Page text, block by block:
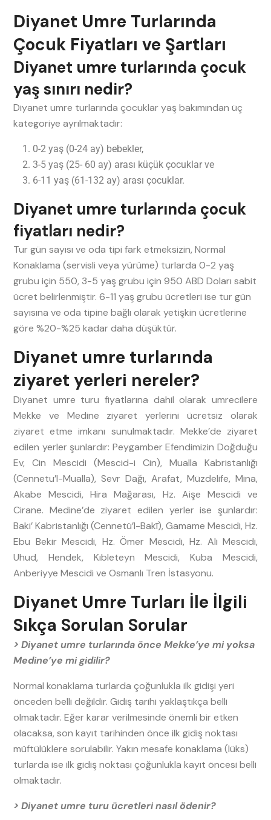
Diyanet Umre Turlarında
Çocuk Fiyatları ve Şartları
Diyanet umre turlarında çocuk
yaş sınırı nedir?
Diyanet umre turlarında çocuklar yaş bakımından üç
kategoriye ayrılmaktadır:
0-2 yaş (0-24 ay) bebekler,
3-5 yaş (25- 60 ay) arası küçük çocuklar ve
6-11 yaş (61-132 ay) arası çocuklar.
Diyanet umre turlarında çocuk
fiyatları nedir?
Tur gün sayısı ve oda tipi fark etmeksizin, Normal
Konaklama (servisli veya yürüme) turlarda 0-2 yaş
grubu için 550, 3-5 yaş grubu için 950 ABD Doları sabit
ücret belirlenmiştir. 6-11 yaş grubu ücretleri ise tur gün
sayısına ve oda tipine bağlı olarak yetişkin ücretlerine
göre %20-%25 kadar daha düşüktür.
Diyanet umre turlarında
ziyaret yerleri nereler?
Diyanet umre turu fiyatlarına dahil olarak umrecilere
Mekke ve Medine ziyaret yerlerini ücretsiz olarak
ziyaret etme imkanı sunulmaktadır. Mekke’de ziyaret
edilen yerler şunlardır: Peygamber Efendimizin Doğduğu
Ev, Cin Mescidi (Mescid-i Cin), Mualla Kabristanlığı
(Cennetu’l-Mualla), Sevr Dağı, Arafat, Müzdelife, Mina,
Akabe Mescidi, Hira Mağarası, Hz. Aişe Mescidi ve
Cirane. Medine’de ziyaret edilen yerler ise şunlardır:
Baki’ Kabristanlığı (Cennetü’l-Bakī), Gamame Mescidi, Hz.
Ebu Bekir Mescidi, Hz. Ömer Mescidi, Hz. Ali Mescidi,
Uhud, Hendek, Kıbleteyn Mescidi, Kuba Mescidi,
Anberiyye Mescidi ve Osmanlı Tren İstasyonu.
Diyanet Umre Turları İle İlgili
Sıkça Sorulan Sorular
> Diyanet umre turlarında önce Mekke’ye mi yoksa
Medine’ye mi gidilir?
Normal konaklama turlarda çoğunlukla ilk gidişi yeri
önceden belli değildir. Gidiş tarihi yaklaştıkça belli
olmaktadır. Eğer karar verilmesinde önemli bir etken
olacaksa, son kayıt tarihinden önce ilk gidiş noktası
müftülüklere sorulabilir. Yakın mesafe konaklama (lüks)
turlarda ise ilk gidiş noktası çoğunlukla kayıt öncesi belli
olmaktadır.
> Diyanet umre turu ücretleri nasıl ödenir?